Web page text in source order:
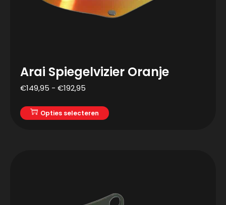
Arai Spiegelvizier Oranje
€149,95 - €192,95
Opties selecteren